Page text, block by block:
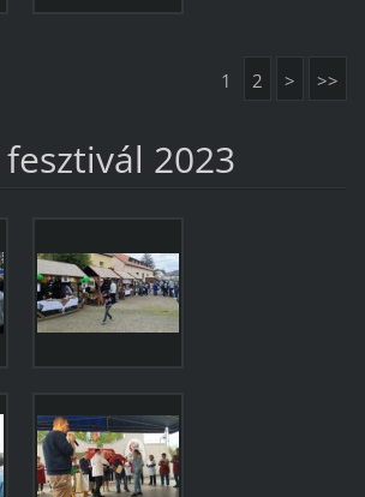
1 2 > >>
2023